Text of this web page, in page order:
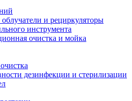
и рециркуляторы
инструмента
очистка и мойка
дезинфекции и стерилизации